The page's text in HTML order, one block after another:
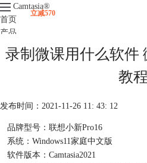
Camtasia®
首页
产品
下载
升级
立减570
录制微课用什么软件
教程
发布时间：2021-11-26 11: 43: 12
品牌型号：联想小新Pro16
系统：Windows11家庭中文版
软件版本：Camtasia2021